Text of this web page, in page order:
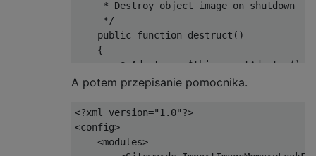
     * Destroy object image on shutdown
     */
public
function destruct ()
{
        $oAdapter
$this _getAdapter
();
if (method_exists($oAdapter
} else {
}
A potem przepisanie pomocnika.
<?xml version="1.0"?>
<config>
<modules>